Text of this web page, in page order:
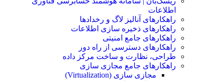
اطلاعات
راهکارهای آنالیز لاگ و رخدادها
راهکارهای ذخیره سازی اطلاعات
راهکارهای جامع امنیتی
راهکارهای دسترسی از راه دور
طراحی، نظارت و ساخت مرکز داده
راهکارهای جامع مجازی سازی
مجازی سازی (Virtualization)